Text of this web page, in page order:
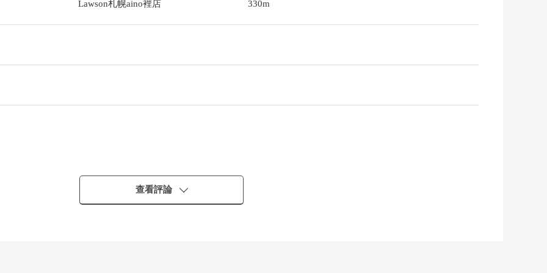
Lawson札幌aino裡店 330m
查看評論